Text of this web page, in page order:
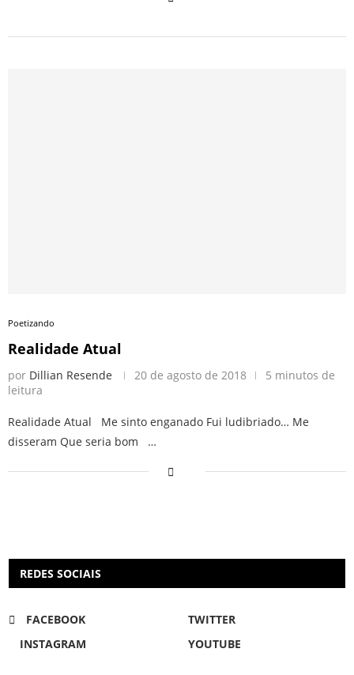
Poetizando
Realidade Atual
por Dillian Resende 20 de agosto de 2018
5 minutos de
leitura
Realidade Atual Me sinto enganado Fui ludibriado… Me
disseram Que seria bom …
REDES SOCIAIS
FACEBOOK
TWITTER
INSTAGRAM
YOUTUBE